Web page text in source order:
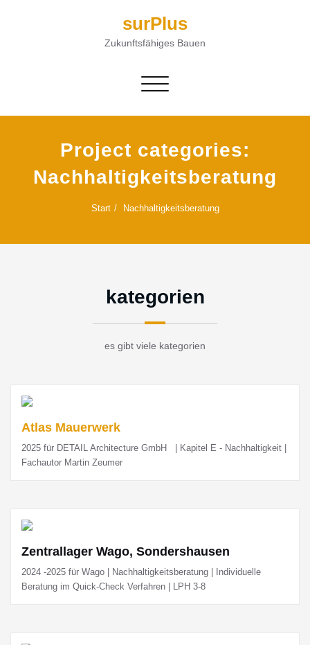
surPlus
Zukunftsfähiges Bauen
Navigation umschalten
Project categories:
Nachhaltigkeitsberatung
Start Nachhaltigkeitsberatung
kategorien
es gibt viele kategorien
Atlas Mauerwerk
2025 für DETAIL Architecture GmbH | Kapitel E - Nachhaltigkeit |
Fachautor Martin Zeumer
Zentrallager Wago, Sondershausen
2024 -2025 für Wago | Nachhaltigkeitsberatung | Individuelle
Beratung im Quick-Check Verfahren | LPH 3-8